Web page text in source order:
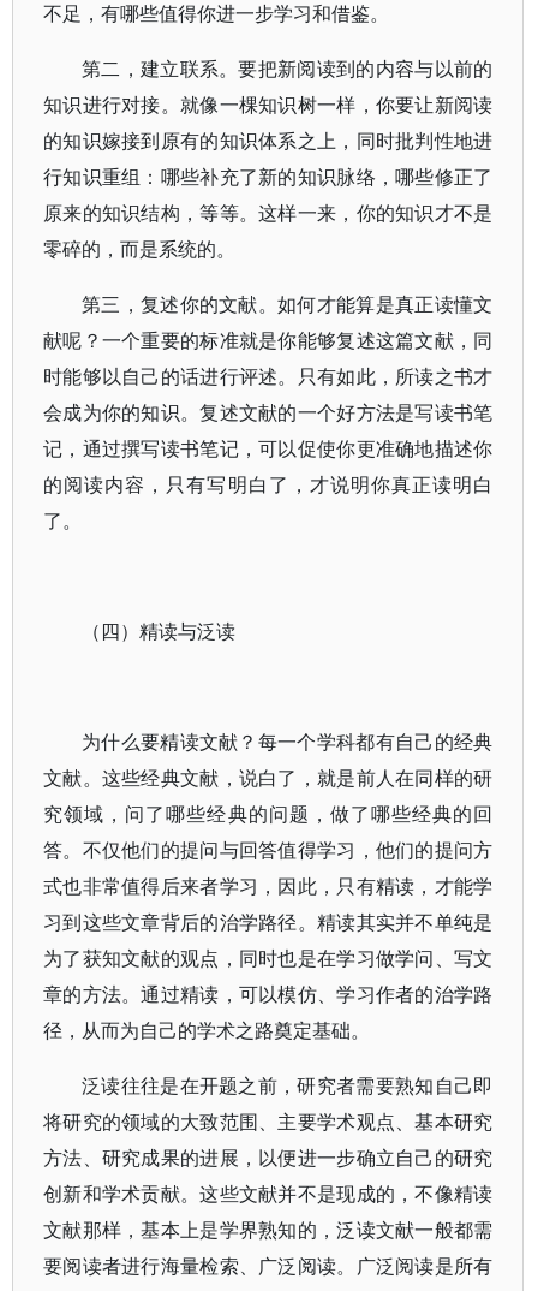
不足，有哪些值得你进一步学习和借鉴。
第二，建立联系。要把新阅读到的内容与以前的
知识进行对接。就像一棵知识树一样，你要让新阅读
的知识嫁接到原有的知识体系之上，同时批判性地进
行知识重组：哪些补充了新的知识脉络，哪些修正了
原来的知识结构，等等。这样一来，你的知识才不是
零碎的，而是系统的。
第三，复述你的文献。如何才能算是真正读懂文
献呢？一个重要的标准就是你能够复述这篇文献，同
时能够以自己的话进行评述。只有如此，所读之书才
会成为你的知识。复述文献的一个好方法是写读书笔
记，通过撰写读书笔记，可以促使你更准确地描述你
的阅读内容，只有写明白了，才说明你真正读明白
了。
（四）精读与泛读
为什么要精读文献？每一个学科都有自己的经典
文献。这些经典文献，说白了，就是前人在同样的研
究领域，问了哪些经典的问题，做了哪些经典的回
答。不仅他们的提问与回答值得学习，他们的提问方
式也非常值得后来者学习，因此，只有精读，才能学
习到这些文章背后的治学路径。精读其实并不单纯是
为了获知文献的观点，同时也是在学习做学问、写文
章的方法。通过精读，可以模仿、学习作者的治学路
径，从而为自己的学术之路奠定基础。
泛读往往是在开题之前，研究者需要熟知自己即
将研究的领域的大致范围、主要学术观点、基本研究
方法、研究成果的进展，以便进一步确立自己的研究
创新和学术贡献。这些文献并不是现成的，不像精读
文献那样，基本上是学界熟知的，泛读文献一般都需
要阅读者进行海量检索、广泛阅读。广泛阅读是所有